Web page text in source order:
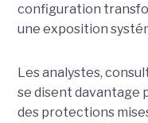
configuration
une exposition
Les analystes,
se disent davantage
des protections